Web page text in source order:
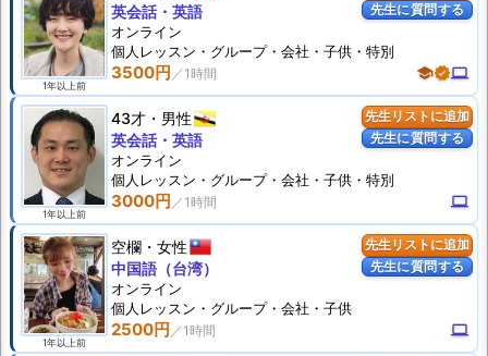
先生に質問する
1年以上前
3500円 schoolverifiedcomputer
英会話・英語
オンライン
個人 レッスン ・グループ・会社・子供・特別
先生リストに追加
先生に質問する
1年以上前
43才 男性
3000円 computer
英会話・英語
オンライン
個人 レッスン ・グループ・会社・子供・特別
先生リストに追加
先生に質問する
1年以上前
空欄 女性
2500円 computer
中国語（台湾）
オンライン
個人 レッスン ・グループ・会社・子供